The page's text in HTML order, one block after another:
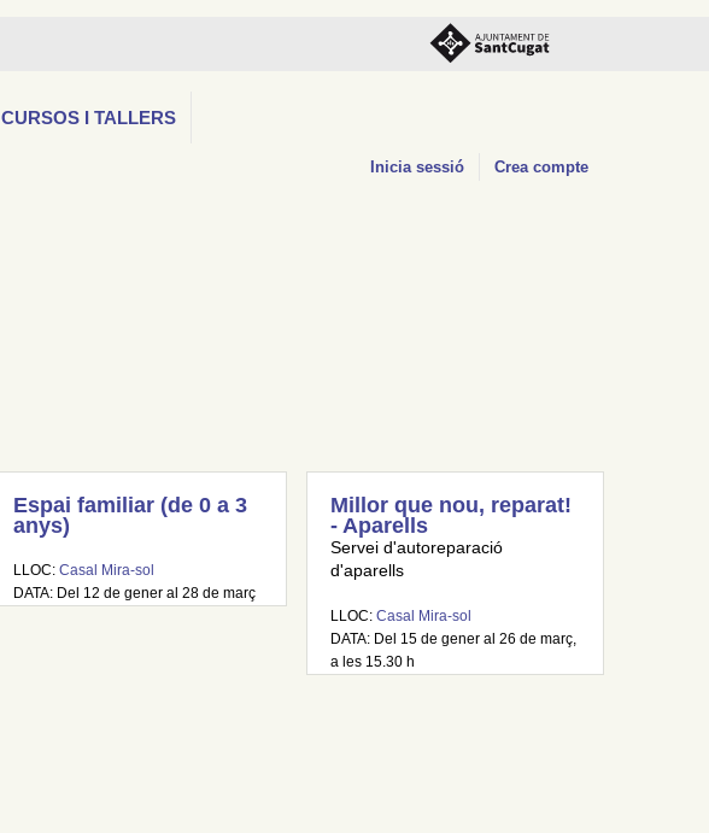
CURSOS I TALLERS
Inicia sessió Crea compte
Espai familiar (de 0 a 3
anys)
LLOC:Casal Mira-sol
DATA: Del 12 de gener al 28 de març
Millor que nou, reparat!
- Aparells
Servei d'autoreparació
d'aparells
LLOC: Casal Mira-sol
DATA: Del 15 de gener al 26 de març,
a les 15.30 h